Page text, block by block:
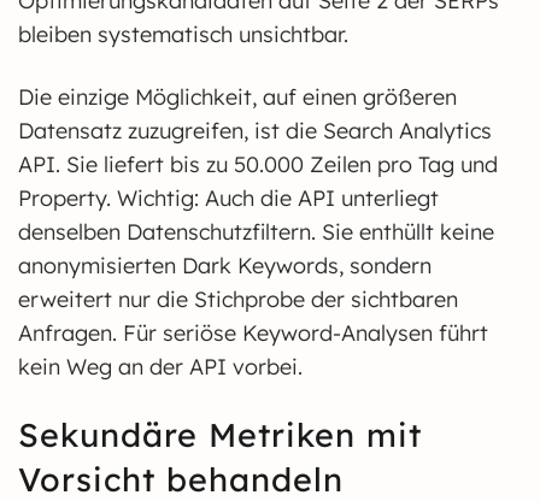
bleiben systematisch unsichtbar.
Die einzige Möglichkeit, auf einen größeren
Datensatz zuzugreifen, ist die Search Analytics
API. Sie liefert bis zu 50.000 Zeilen pro Tag und
Property. Wichtig: Auch die API unterliegt
denselben Datenschutzfiltern. Sie enthüllt keine
anonymisierten Dark Keywords, sondern
erweitert nur die Stichprobe der sichtbaren
Anfragen. Für seriöse Keyword-Analysen führt
kein Weg an der API vorbei.
Sekundäre Metriken mit
Vorsicht behandeln